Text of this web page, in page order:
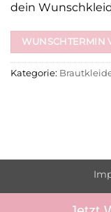
dein
WUNSCHTERMIN
Kategorie: